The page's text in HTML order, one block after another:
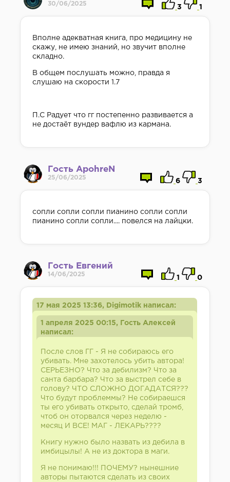
30/06/2025
3 1
Вполне адекватная книга, про медицину не
скажу, не имею знаний, но звучит вполне
складно.
В общем послушать можно, правда я
слушаю на скорости 1.7
П.С Радует что гг постепенно развивается а
не достаёт вундер вафлю из кармана.
Гость ApohreN
25/06/2025
6 3
сопли сопли сопли пианино сопли сопли
пианино сопли сопли.... повелся на лайцки.
Гость Евгений
14/06/2025
1 0
17 мая 2025 13:36, Digimotik написал:
1 апреля 2025 00:15, Гость Алексей
написал:
После слов ГГ - Я не собираюсь его
убивать. Мне захотелось убить автора!
СЕРЬЕЗНО? Что за дебилизм? Что за
санта барбара? Что за выстрел себе в
голову? ЧТО СЛОЖНО ДОГАДАТСЯ???
Что будут проблеммы? Не собираешся
ты его убивать открыто, сделай тромб,
чтоб он оторвался через неделю -
месяц И ВСЕ! МАГ - ЛЕКАРЬ????
Книгу нужно было назвать из дебила в
имбицылы! А не из доктора в маги.
Я не понимаю!!! ПОЧЕМУ? нынешние
авторы пытаются сделать из своих